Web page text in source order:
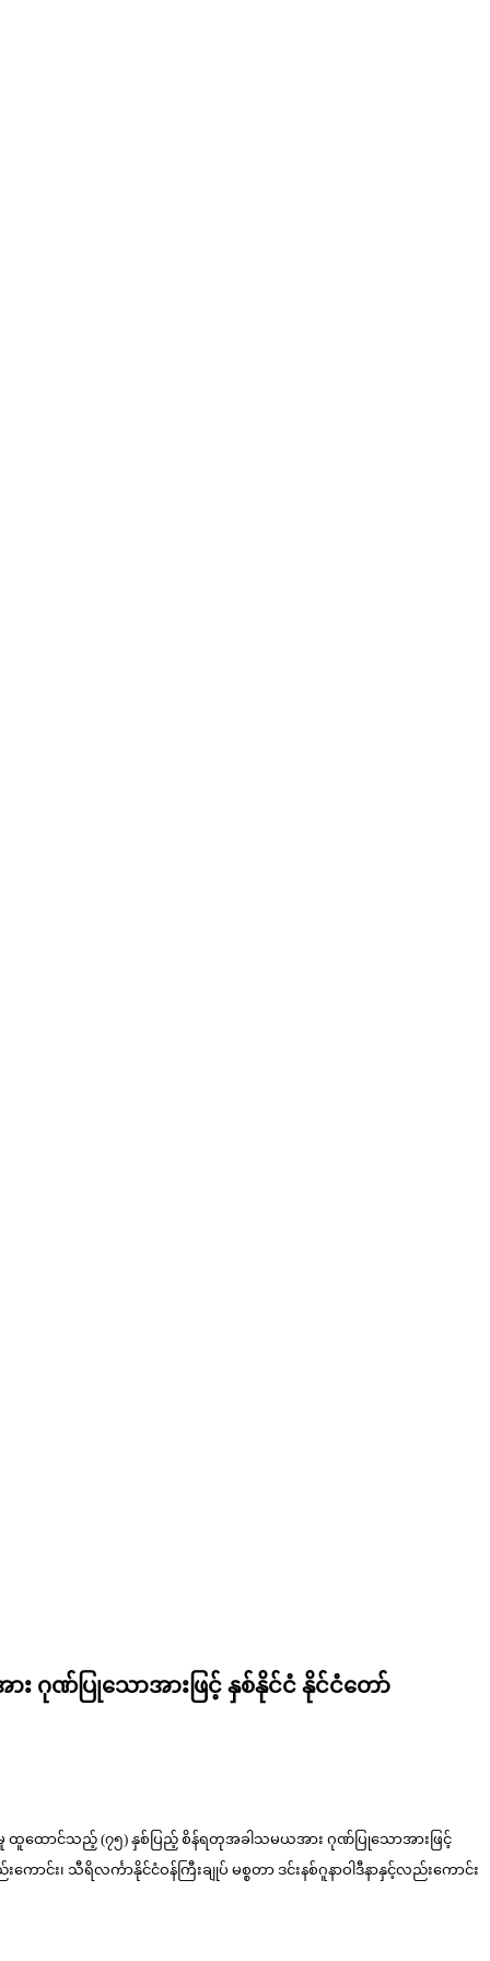
ဏ်ပြုသောအားဖြင့် နှစ်နိုင်ငံ နိုင်ငံတော်
ောင်သည့် (၇၅) နှစ်ပြည့် စိန်ရတုအခါသမယအား ဂုဏ်ပြုသောအားဖြင့်
င်း၊ သီရိလင်္ကာနိုင်ငံဝန်ကြီးချုပ် မစ္စတာ ဒင်းနစ်ဂူနာဝါဒီနာနှင့်လည်းကောင်း